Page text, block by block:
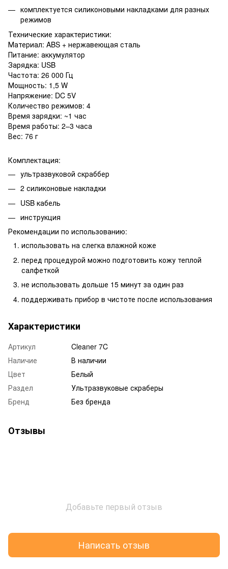
комплектуется силиконовыми накладками для разных
режимов
Технические характеристики:
Материал: ABS + нержавеющая сталь
Питание: аккумулятор
Зарядка: USB
Частота: 26 000 Гц
Мощность: 1,5 W
Напряжение: DC 5V
Количество режимов: 4
Время зарядки: ~1 час
Время работы: 2–3 часа
Вес: 76 г
Комплектация:
ультразвуковой скраббер
2 силиконовые накладки
USB кабель
инструкция
Рекомендации по использованию:
использовать на слегка влажной коже
перед процедурой можно подготовить кожу теплой
салфеткой
не использовать дольше 15 минут за один раз
поддерживать прибор в чистоте после использования
Характеристики
Артикул
Cleaner 7C
Наличие
В наличии
Цвет
Белый
Раздел
Ультразвуковые скраберы
Бренд
Без бренда
Отзывы
Добавьте первый отзыв
Написать отзыв